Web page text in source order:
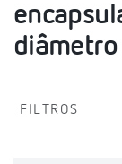
FILTROS